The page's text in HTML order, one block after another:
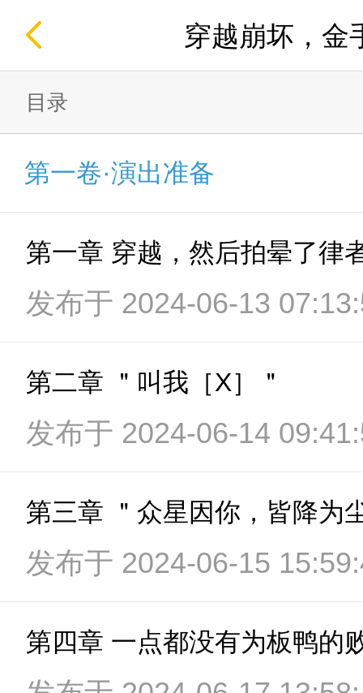
穿越崩坏，金
目录
第一卷·演出准备
第一章 穿越，然后拍晕了律
发布于 2024-06-13
第二章 ＂叫我［X］＂
发布于 2024-06-14
第三章 ＂众星因你，皆降为
发布于 2024-06-15
第四章 一点都没有为板鸭的